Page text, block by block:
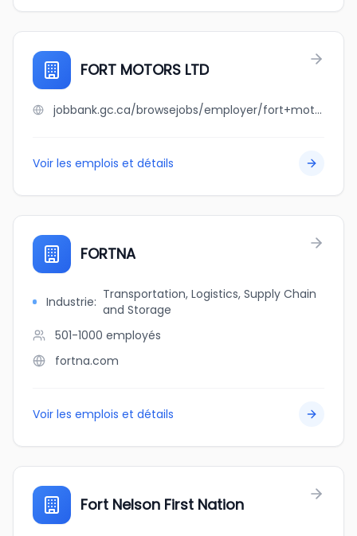
FORT MOTORS LTD
jobbank.gc.ca/browsejobs/employer/fort+motors+ltd/ca
Voir les emplois et détails
FORTNA
Industrie: Transportation, Logistics, Supply Chain
and Storage
501-1000 employés
fortna.com
Voir les emplois et détails
Fort Nelson First Nation